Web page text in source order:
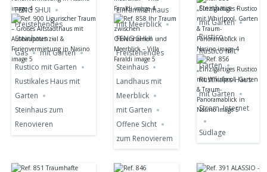
FENG SHUI
Freistehendes
Steinhaus
Gas
mit Garten
Rustico mit Garten
Rustikales Haus mit
Garten
Steinhaus zum
Renovieren
Einfamilienhaus
mit Meerblick
FENG SHUI
Freistehendes
Steinhaus
Landhaus mit
Meerblick
mit Garten
Offene Sicht
zum Renovierem
Steinhaus
mit Garten
Rustico
Rustico mit
Garten
Rustikales Haus
mit Garten
Strom. Internet
Südlage